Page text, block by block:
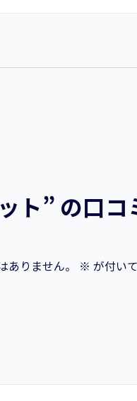
ト” の口
りません。 ※ が付い